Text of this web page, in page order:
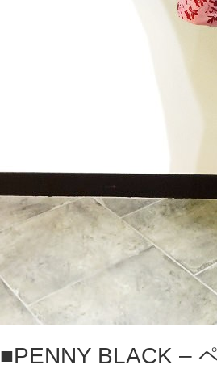
■PENNY BLACK –